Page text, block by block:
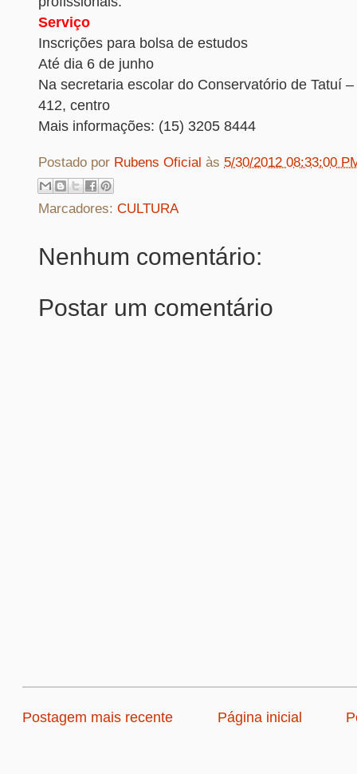
Serviço
Inscrições para bolsa de estudos
Até dia 6 de junho
Na secretaria escolar do Conservatório de Tatuí
412, centro
Mais informações: (15) 3205 8444
Postado por Rubens Oficial às 5/30/2012 08:33:00
Marcadores: CULTURA
Nenhum comentário:
Postar um comentário
Postagem mais recente Página inicial